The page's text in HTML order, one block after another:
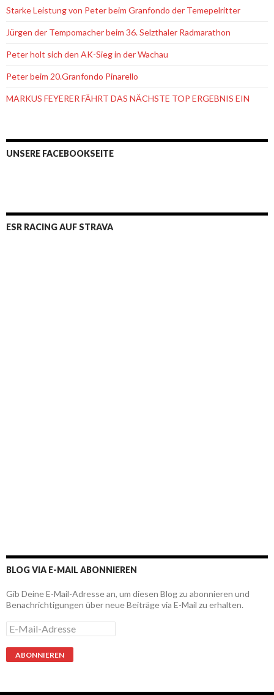
Starke Leistung von Peter beim Granfondo der Temepelritter
Jürgen der Tempomacher beim 36. Selzthaler Radmarathon
Peter holt sich den AK-Sieg in der Wachau
Peter beim 20.Granfondo Pinarello
MARKUS FEYERER FÄHRT DAS NÄCHSTE TOP ERGEBNIS EIN
UNSERE FACEBOOKSEITE
ESR RACING AUF STRAVA
BLOG VIA E-MAIL ABONNIEREN
Gib Deine E-Mail-Adresse an, um diesen Blog zu abonnieren und
Benachrichtigungen über neue Beiträge via E-Mail zu erhalten.
E
-
M
a
-